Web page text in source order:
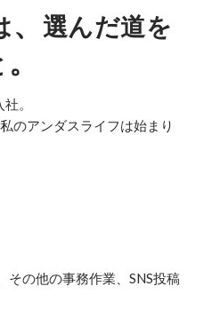
、 選んだ道を
。
。
のアンダスライフは始まり
その他の事務作業、SNS投稿